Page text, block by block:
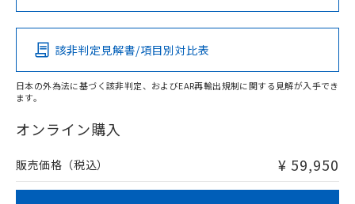
Pb Hg Cd Cr(VI)
O
在庫等で未対応品が混在する可能性があります。
問い合わせください。
この製品の規格認証/適合状況ページへ
その他の認証はこちらのページからご検索ください
該非判定見解書/項目別対比表
日本の外為法に基づく該非判定、およびEAR再輸出規制に関する見解が入手でき
ます。
オンライン購入
販売価格（税込） ¥ 59,950